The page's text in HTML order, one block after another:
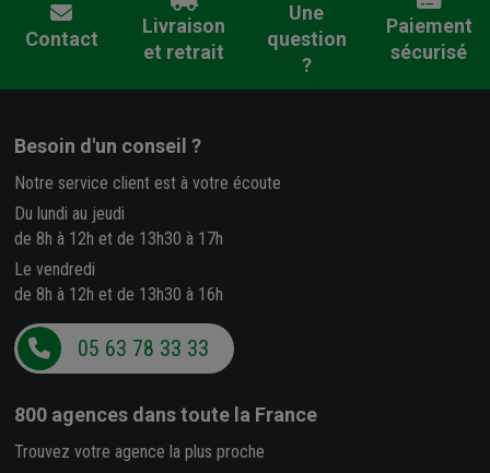
Contact
Livraison
et retrait
Une
question
?
Paiement
sécurisé
Besoin d'un conseil ?
Notre service client est à votre écoute
Du lundi au jeudi
de 8h à 12h et de 13h30 à 17h
Le vendredi
de 8h à 12h et de 13h30 à 16h
05 63 78 33 33
800 agences dans toute la France
Trouvez votre agence la plus proche